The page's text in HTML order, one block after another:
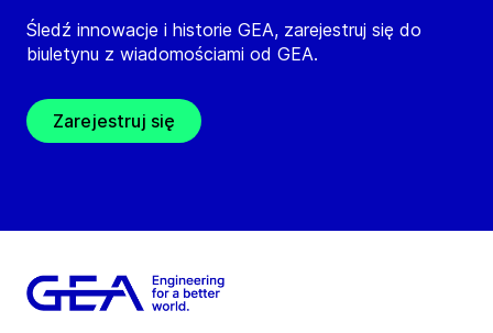
Śledź innowacje i historie GEA, zarejestruj się do
biuletynu z wiadomościami od GEA.
Zarejestruj się